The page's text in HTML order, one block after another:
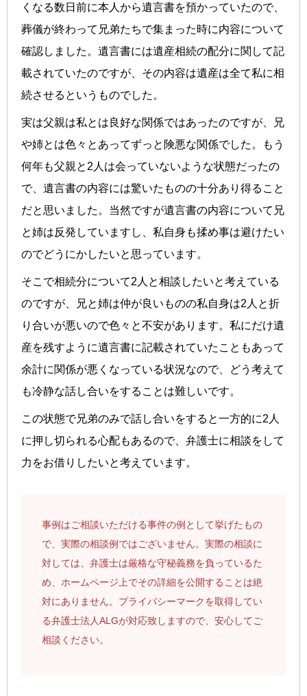
くなる数日前に本人から遺言書を預かっていたので、
葬儀が終わって兄弟たちで集まった時に内容について
確認しました。遺言書には遺産相続の配分に関して記
載されていたのですが、その内容は遺産は全て私に相
続させるというものでした。
実は父親は私とは良好な関係ではあったのですが、兄
や姉とは色々とあってずっと険悪な関係でした。もう
何年も父親と2人は会っていないような状態だったの
で、遺言書の内容には驚いたものの十分あり得ること
だと思いました。当然ですが遺言書の内容について兄
と姉は反発していますし、私自身も揉め事は避けたい
のでどうにかしたいと思っています。
そこで相続分について2人と相談したいと考えている
のですが、兄と姉は仲が良いものの私自身は2人と折
り合いが悪いので色々と不安があります。私にだけ遺
産を残すように遺言書に記載されていたこともあって
余計に関係が悪くなっている状況なので、どう考えて
も冷静な話し合いをすることは難しいです。
この状態で兄弟のみで話し合いをすると一方的に2人
に押し切られる心配もあるので、弁護士に相談をして
力をお借りしたいと考えています。
事例はご相談いただける事件の例として挙げたもの
で、実際の相談例ではございません。実際の相談に
対しては、弁護士は厳格な守秘義務を負っているた
め、ホームページ上でその詳細を公開することは絶
対にありません。プライバシーマークを取得してい
る弁護士法人ALGが対応致しますので、安心してご
相談ください。